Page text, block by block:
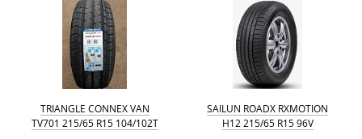
TRIANGLE CONNEX VAN
TV701 215/65 R15 104/102T
SAILUN ROADX RXMOTION
H12 215/65 R15 96V